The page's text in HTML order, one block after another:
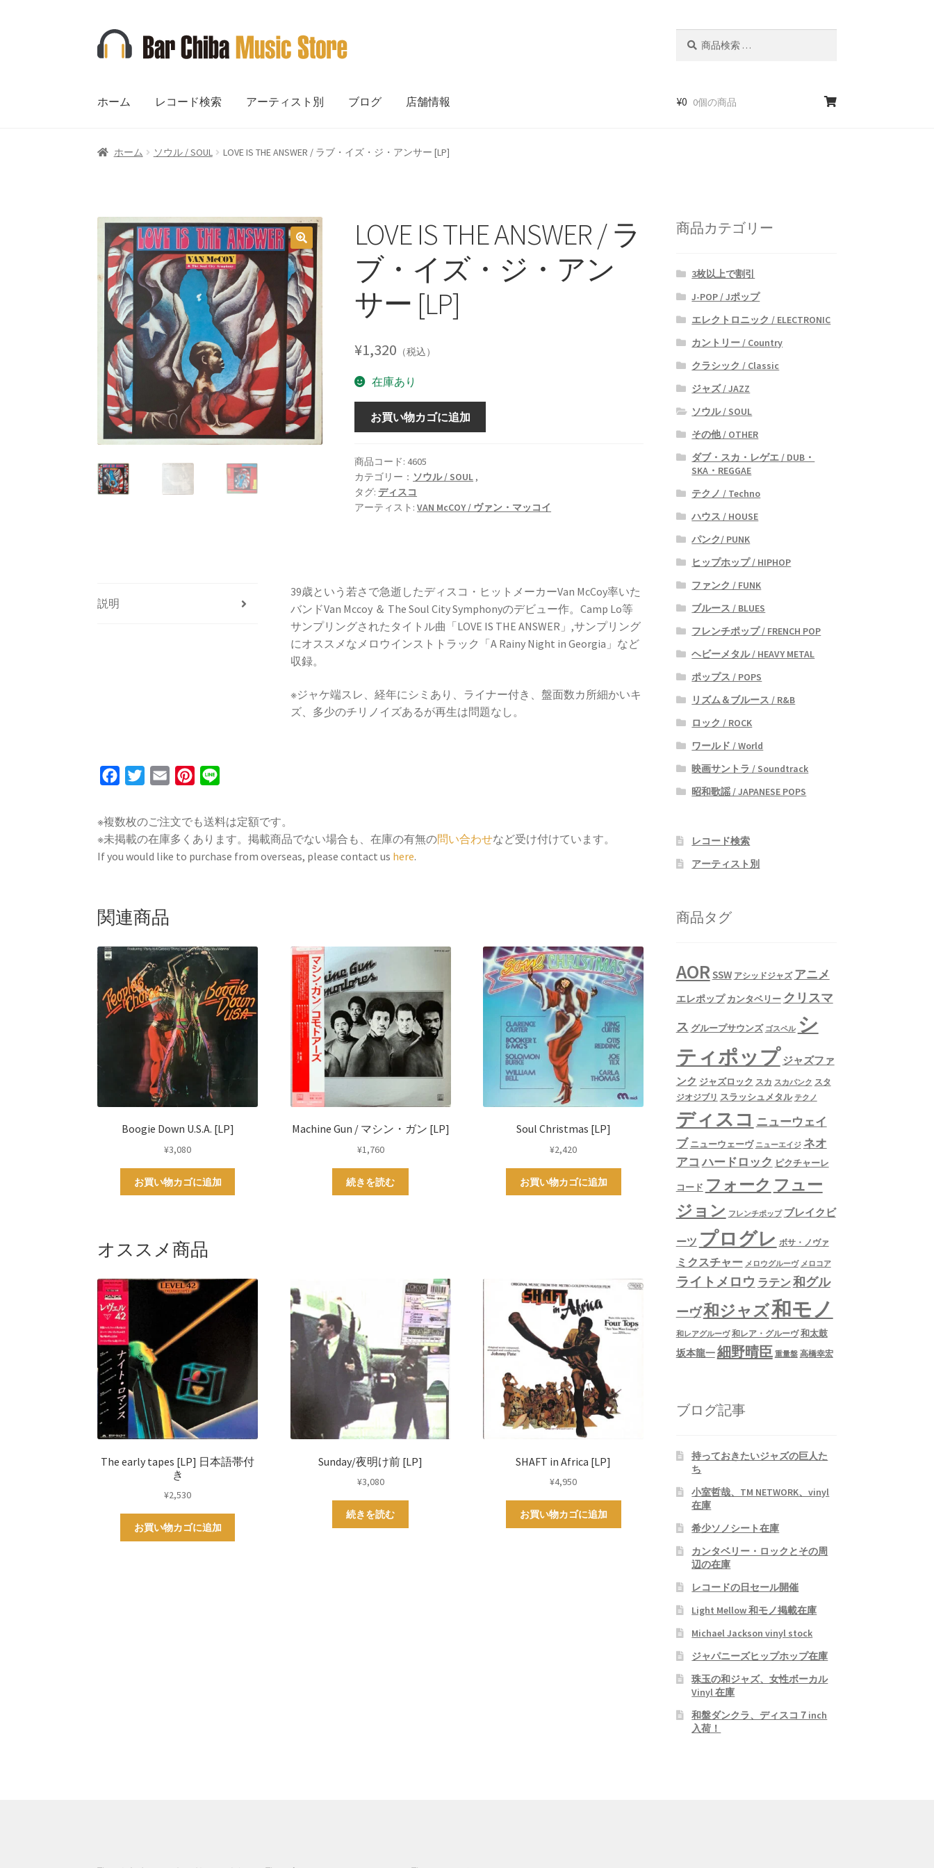
ナ
ビ
シ
へ
プ
コ
ン
ツ
キ
ホーム レコード検索 アーティスト別 ブログ 店舗情報 ¥0 0個の商品
ホーム ソウル / SOUL LOVE IS THE ANSWER / ラブ・イズ・ジ・アンサー [LP]
🔍
LOVE IS THE ANSWER / ラ
ブ・イズ・ジ・アン
サー [LP]
¥1,320 （税込）
在庫あり
LOVE
ANSWER
/
ラ
ブ・
ン
サ
ー
[LP]
お買い物カゴに追加
商品コード:4605
カテゴリー： ソウル / SOUL ,
タグ:ディスコ
アーティスト:VAN McCOY / ヴァン・マッコイ
説明
39歳という若さで急逝したディスコ・ヒットメーカーVan McCoy率いた
バンドVan Mccoy ＆ The Soul City Symphonyのデビュー作。Camp Lo等
サンプリングされたタイトル曲「LOVE IS THE ANSWER」,サンプリング
にオススメなメロウインストトラック「A Rainy Night in Georgia」など
収録。
※ジャケ端スレ、経年にシミあり、ライナー付き、盤面数カ所細かいキ
ズ、多少のチリノイズあるが再生は問題なし。
c
e
b
k
t
t
a
i
l
n
t
e
n
e
※複数枚のご注文でも送料は定額です。
※未掲載の在庫多くあります。掲載商品でない場合も、在庫の有無の問い合わせなど受け付けています。
If you would like to purchase from overseas, please contact us here.
関連商品
Boogie Down U.S.A. [LP]
¥3,080
お買い物カゴに追加
Machine Gun / マシン・ガン [LP]
¥1,760
続きを読む
Soul Christmas [LP]
¥2,420
お買い物カゴに追加
オススメ商品
The early tapes [LP] 日本語帯付
き
¥2,530
お買い物カゴに追加
Sunday/夜明け前 [LP]
¥3,080
続きを読む
SHAFT in Africa [LP]
¥4,950
お買い物カゴに追加
商品カテゴリー
3枚以上で割引
J-POP / Jポップ
エレクトロニック / ELECTRONIC
カントリー / Country
クラシック / Classic
ジャズ / JAZZ
ソウル / SOUL
その他 / OTHER
ダブ・スカ・レゲエ / DUB・
SKA・REGGAE
テクノ / Techno
ハウス / HOUSE
パンク/ PUNK
ヒップホップ / HIPHOP
ファンク / FUNK
ブルース / BLUES
フレンチポップ / FRENCH POP
ヘビーメタル / HEAVY METAL
ポップス / POPS
リズム＆ブルース / R&B
ロック / ROCK
ワールド / World
映画サントラ / Soundtrack
昭和歌謡 / JAPANESE POPS
レコード検索
アーティスト別
商品タグ
AORSSW アシッドジャズ アニメ
エレポップ カンタベリー クリスマ
ス グループサウンズ ゴスペル シ
ティポップ ジャズファ
ンク ジャズロック スカ スカパンク スタ
ジオジブリ スラッシュメタル テクノ
ディスコ ニューウェイ
ブ ニューウェーヴ ニューエイジ ネオ
アコ ハードロック ピクチャーレ
コード フォーク フュー
ジョン フレンチポップ ブレイクビ
ーツ プログレ ボサ・ノヴァ
ミクスチャー メロウグルーヴ メロコア
ライトメロウ ラテン 和グル
ーヴ和ジャズ和モノ
和レアグルーヴ 和レア・グルーヴ 和太鼓
坂本龍一細野晴臣 重量盤 高橋幸宏
ブログ記事
持っておきたいジャズの巨人た
ち
小室哲哉、TM NETWORK、vinyl
在庫
希少ソノシート在庫
カンタベリー・ロックとその周
辺の在庫
レコードの日セール開催
Light Mellow 和モノ掲載在庫
Michael Jackson vinyl stock
ジャパニーズヒップホップ在庫
珠玉の和ジャズ、女性ボーカル
Vinyl 在庫
和盤ダンクラ、ディスコ７inch
入荷！